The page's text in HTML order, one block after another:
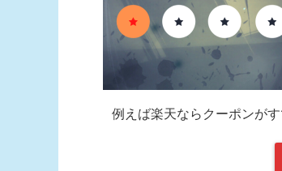
例えば楽天ならクーポンが